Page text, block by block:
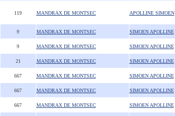
119 MANDRAX DE MONTSEC APOLLINE SIMOEN
9 MANDRAX DE MONTSEC SIMOEN APOLLINE
9 MANDRAX DE MONTSEC SIMOEN APOLLINE
21 MANDRAX DE MONTSEC SIMOEN APOLLINE
667 MANDRAX DE MONTSEC SIMOEN APOLLINE
667 MANDRAX DE MONTSEC SIMOEN APOLLINE
667 MANDRAX DE MONTSEC SIMOEN APOLLINE